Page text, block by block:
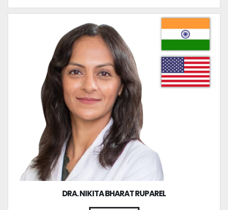
DRA. NIKITA BHARAT RUPAREL